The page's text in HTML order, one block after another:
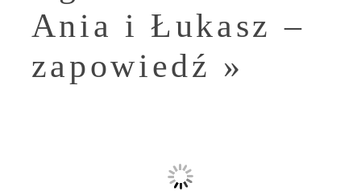
Ania i Łukasz –
zapowiedź »